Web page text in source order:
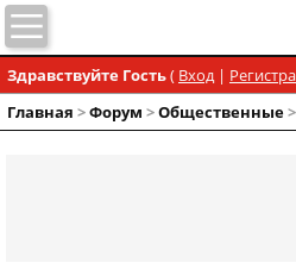
Здравствуйте Гость( Вход|
Главная >Форум >Общественные>